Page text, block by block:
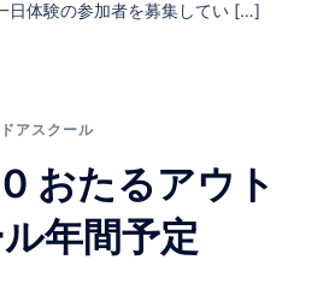
日体験の参加者を募集してい […]
アスクール
おたるアウト
年間予定